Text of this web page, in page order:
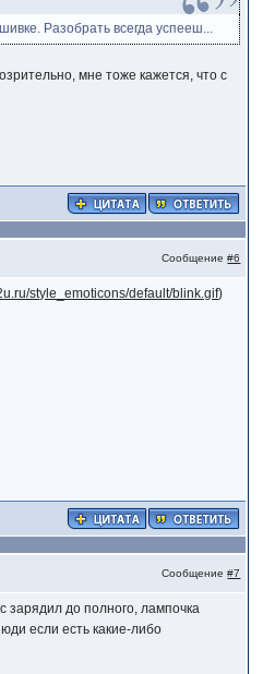
Разобрать всегда успееш...
мне тоже кажется, что с
Сообщение#6
style_emoticons/default/blink.gif)
Сообщение#7
зарядил до полного, лампочка
если есть какие-либо